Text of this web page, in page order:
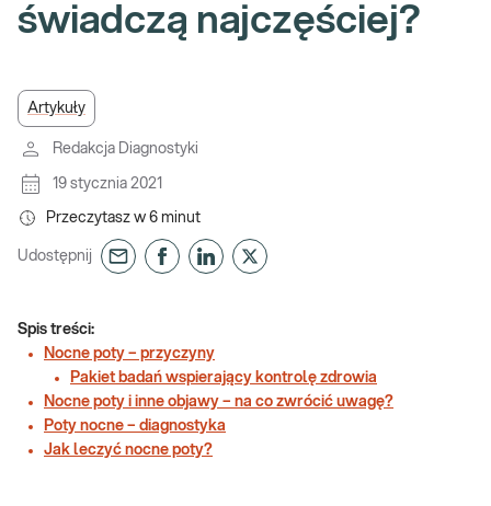
świadczą najczęściej?
Artykuły
Redakcja Diagnostyki
19 stycznia 2021
Przeczytasz w 6 minut
Udostępnij
Spis treści:
Nocne poty – przyczyny
Pakiet badań wspierający kontrolę zdrowia
Nocne poty i inne objawy – na co zwrócić uwagę?
Poty nocne – diagnostyka
Jak leczyć nocne poty?